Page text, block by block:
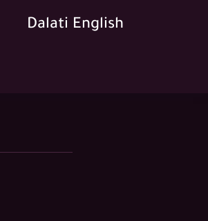
Dalati English